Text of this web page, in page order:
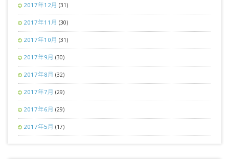
2017年12月 (31)
2017年11月 (30)
2017年10月 (31)
2017年9月 (30)
2017年8月 (32)
2017年7月 (29)
2017年6月 (29)
2017年5月 (17)